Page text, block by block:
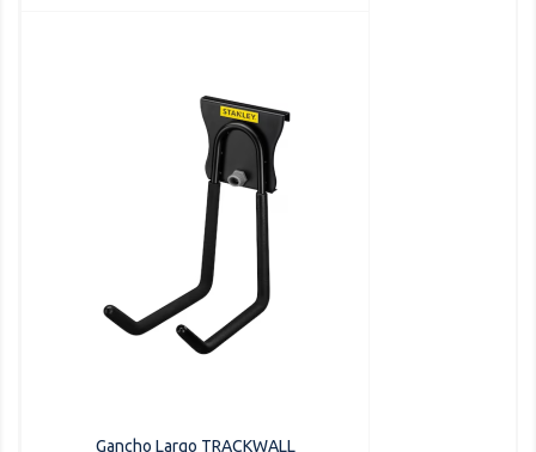
Gancho Largo TRACKWALL